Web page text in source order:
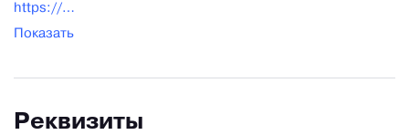
https://belizna-garant.ru/
Показать
Реквизиты